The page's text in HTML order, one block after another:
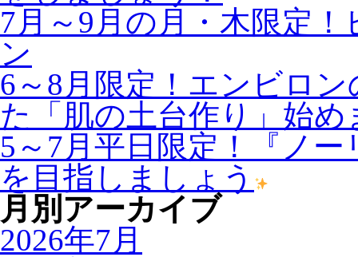
7月～9月の月・木限定
ン
6～8月限定！エンビロ
た「肌の土台作り」始め
5～7月平日限定！『ノ
を目指しましょう
月別アーカイブ
2026年7月